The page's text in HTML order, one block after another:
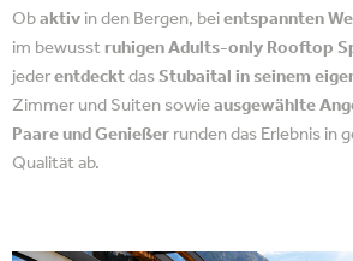
Ob aktiv in den Bergen, bei entspannten
im bewusst ruhigen Adults-only Rooftop
jeder entdeckt das Stubaital in seinem
Zimmer und Suiten sowie ausgewählte
Paare und Genießer runden das Erlebnis in
Qualität ab.